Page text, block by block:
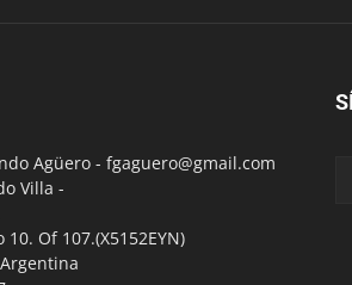
Agüero - fgaguero@gmail.com
Villa -
Of 107.(X5152EYN)